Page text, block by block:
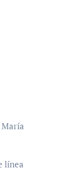
María
línea